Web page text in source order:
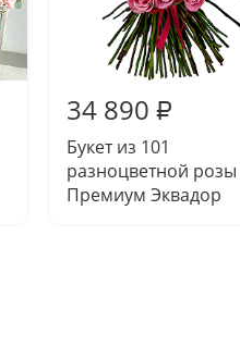
34 890 ₽
Букет из 101
разноцветной розы
Премиум Эквадор